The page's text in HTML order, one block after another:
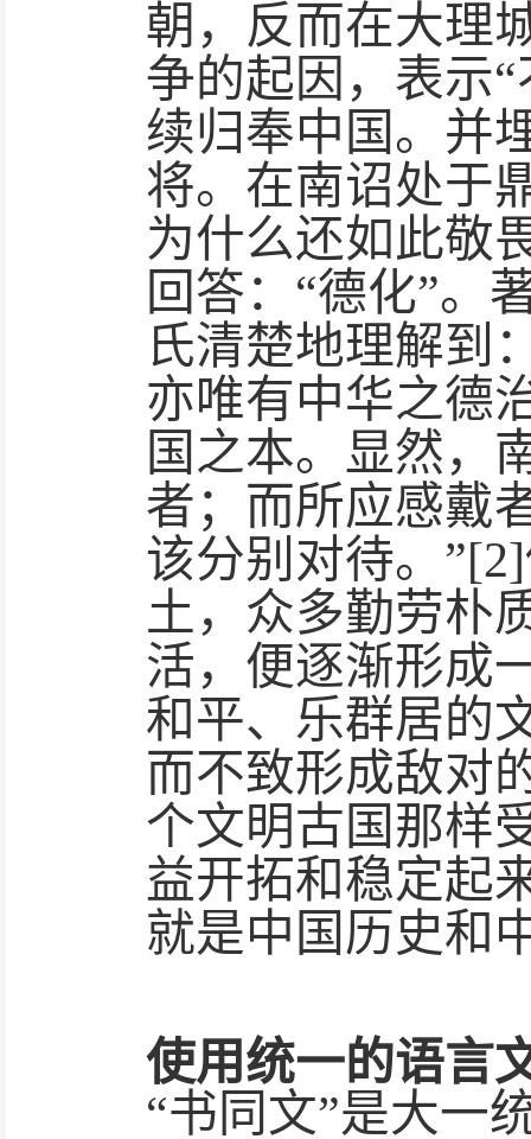
朝，反而在大理
争的起因，表示
续归奉中国。并
将。在南诏处于
为什么还如此敬
回答：“德化”。
氏清楚地理解到
亦唯有中华之德
国之本。显然，
者；而所应感戴
该分别对待。
土，众多勤劳朴
活，便逐渐形成
和平、乐群居的
而不致形成敌对
个文明古国那样
益开拓和稳定起
就是中国历史和
使用统一的语言
“书同文”是大一